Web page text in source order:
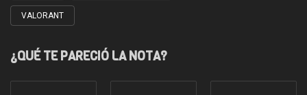
VALORANT
¿QUÉ TE PARECIÓ LA NOTA?